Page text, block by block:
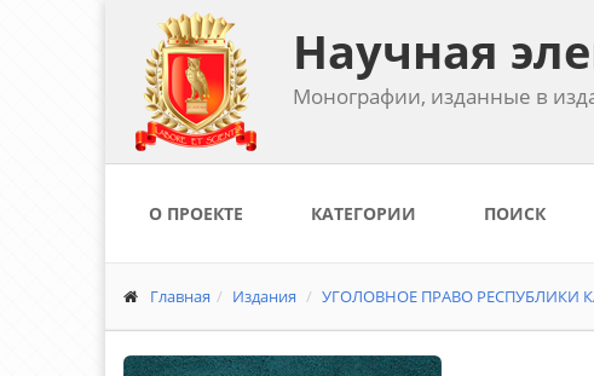
Научная
Монографии, изданные в
О ПРОЕКТЕ КАТЕГОРИИ ПОИСК
Главная Издания УГОЛОВНОЕ ПРАВО РЕСПУБЛИКИ